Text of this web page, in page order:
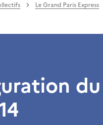
Le Grand Paris Express